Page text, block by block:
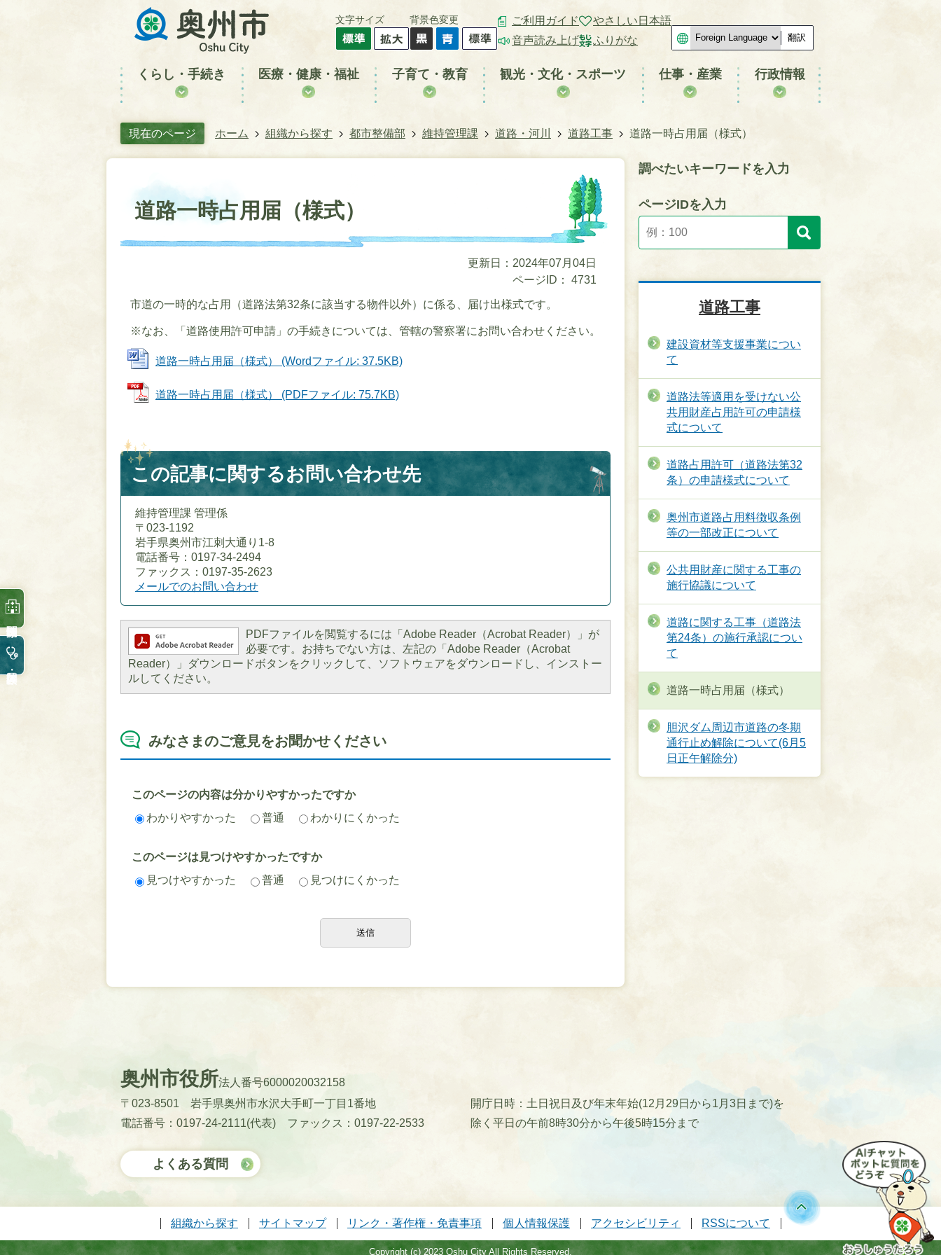
文字サイズ 背景色変更
ご利用ガイド
音声読み上げ
やさしい日本語
ふりがな
翻訳
くらし・手続き 医療・健康・福祉 子育て・教育 観光・文化・スポーツ 仕事・産業 行政情報
現在のページ ホーム 組織から探す 都市整備部 維持管理課 道路・河川 道路工事 道路一時占用届（様式）
道路一時占用届（様式）
更新日：2024年07月04日
ページID：
4731
市道の一時的な占用（道路法第32条に該当する物件以外）に係る、届け出様式です。
※なお、「道路使用許可申請」の手続きについては、管轄の警察署にお問い合わせください。
道路一時占用届（様式） (Wordファイル: 37.5KB)
道路一時占用届（様式） (PDFファイル: 75.7KB)
この記事に関するお問い合わせ先
維持管理課 管理係
〒023-1192
岩手県奥州市江刺大通り1-8
電話番号：0197-34-2494
ファックス：0197-35-2623
メールでのお問い合わせ
PDFファイルを閲覧するには「Adobe Reader（Acrobat Reader）」が
必要です。お持ちでない方は、左記の「Adobe Reader（Acrobat
Reader）」ダウンロードボタンをクリックして、ソフトウェアをダウンロードし、インストー
ルしてください。
みなさまのご意見をお聞かせください
このページの内容は分かりやすかったですか
わかりやすかった
普通 わかりにくかった
このページは見つけやすかったですか
見つけやすかった
普通 見つけにくかった
調べたいキーワードを入力
ページIDを入力
道路工事
建設資材等支援事業につい
て
道路法等適用を受けない公
共用財産占用許可の申請様
式について
道路占用許可（道路法第32
条）の申請様式について
奥州市道路占用料徴収条例
等の一部改正について
公共用財産に関する工事の
施行協議について
道路に関する工事（道路法
第24条）の施行承認につい
て
道路一時占用届（様式）
胆沢ダム周辺市道路の冬期
通行止め解除について(6月5
日正午解除分)
奥州市役所法人番号6000020032158
〒023-8501 岩手県奥州市水沢大手町一丁目1番地
電話番号：0197-24-2111(代表)
ファックス：0197-22-2533
開庁日時：土日祝日及び年末年始(12月29日から1月3日まで)を
除く平日の午前8時30分から午後5時15分まで
よくある質問
組織から探す サイトマップ リンク・著作権・免責事項 個人情報保護 アクセシビリティ RSSについて
Copyright (c) 2023 Oshu City All Rights Reserved.